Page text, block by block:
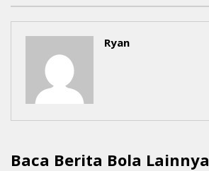
Ryan
Baca Berita Bola Lainnya